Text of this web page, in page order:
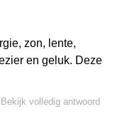
zon, lente,
en geluk. Deze
Bekijk volledig antwoord